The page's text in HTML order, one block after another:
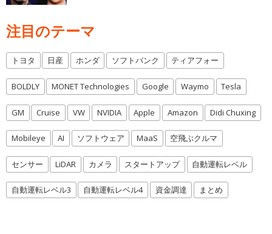
注目のテーマ
トヨタ 日産 ホンダ ソフトバンク ティアフォー
BOLDLY MONET Technologies Google Waymo Tesla
GM Cruise VW NVIDIA Apple Amazon Didi Chuxing
Mobileye AI ソフトウェア MaaS 空飛ぶクルマ
センサー LiDAR カメラ スタートアップ 自動運転レベル
自動運転レベル3 自動運転レベル4 資金調達 まとめ